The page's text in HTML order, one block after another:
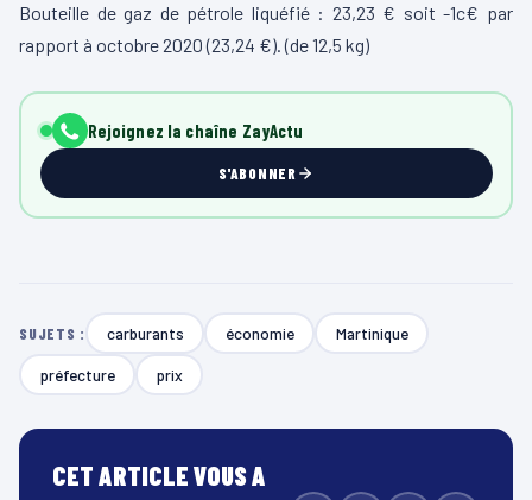
Bouteille de gaz de pétrole liquéfié : 23,23 € soit -1c€ par
rapport à octobre 2020 (23,24 €). (de 12,5 kg)
Rejoignez la chaîne ZayActu
S'ABONNER
SUJETS : carburants économie Martinique
préfecture prix
CET ARTICLE VOUS A